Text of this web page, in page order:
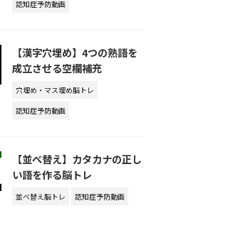
認知症予防動画
【漢字穴埋め】4つの熟語を
成立させる空欄補充
穴埋め・マス埋め脳トレ
認知症予防動画
【並べ替え】カタカナの正し
い語を作る脳トレ
並べ替え脳トレ 認知症予防動画